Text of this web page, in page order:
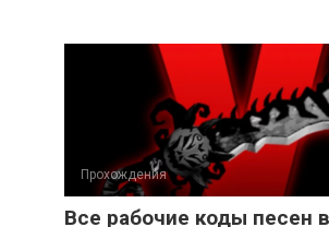
Прохождения
Все рабочие коды песен